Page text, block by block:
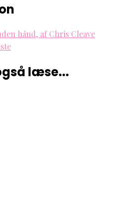
hånd, af Chris Cleave
læse...